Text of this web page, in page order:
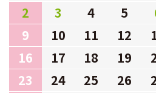
2
3 4 5
9
10 11 12
16
17 18 19
23
24 25 26